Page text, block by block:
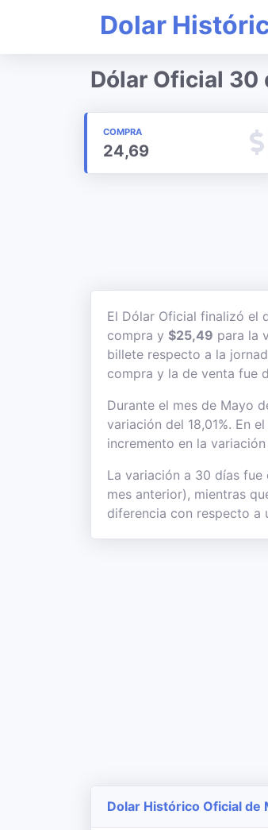
Dolar
Dólar Oficial 30
COMPRA
24,69
El Dólar Oficial finalizó el
compra y $25,49 para la
billete respecto a la
compra y la de venta fue
Durante el mes de Mayo
variación del 18,01%. En
incremento en la
La variación a 30 días fue
mes anterior), mientras
diferencia con respecto a
Dolar Histórico Oficial de